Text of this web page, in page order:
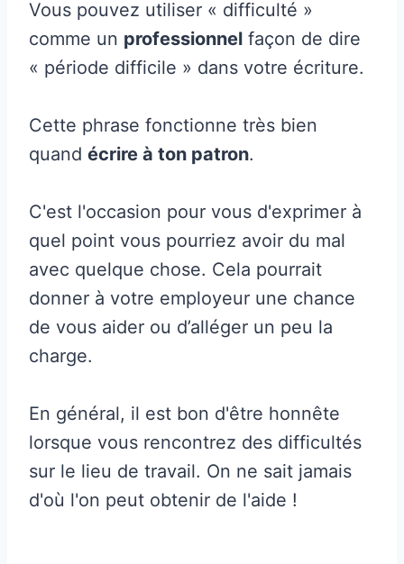
Vous pouvez utiliser « difficulté »
comme un professionnel façon de dire
« période difficile » dans votre écriture.
Cette phrase fonctionne très bien
quand écrire à ton patron.
C'est l'occasion pour vous d'exprimer à
quel point vous pourriez avoir du mal
avec quelque chose. Cela pourrait
donner à votre employeur une chance
de vous aider ou d’alléger un peu la
charge.
En général, il est bon d'être honnête
lorsque vous rencontrez des difficultés
sur le lieu de travail. On ne sait jamais
d'où l'on peut obtenir de l'aide !